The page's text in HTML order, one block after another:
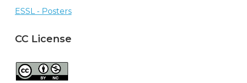
ESSL - Posters
CC License